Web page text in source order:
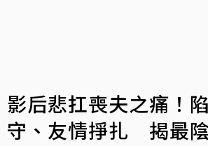
影后悲扛喪夫之痛！
守、友情掙扎 揭最